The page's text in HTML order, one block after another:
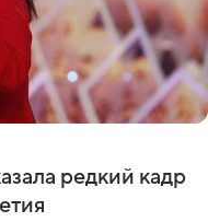
редкий кадр